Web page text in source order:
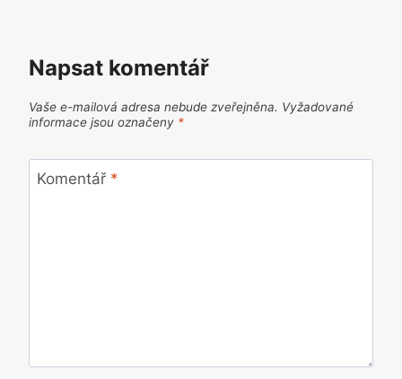
Napsat komentář
Vaše e-mailová adresa nebude zveřejněna. Vyžadované
informace jsou označeny *
Komentář *